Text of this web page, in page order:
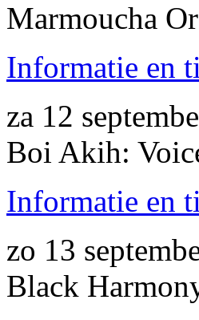
Marmoucha
Informatie en
za 12
Boi Akih:
Informatie en
zo 13
Black